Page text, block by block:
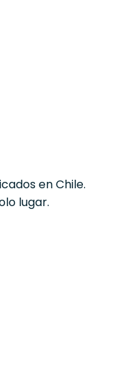
en Chile.
lugar.